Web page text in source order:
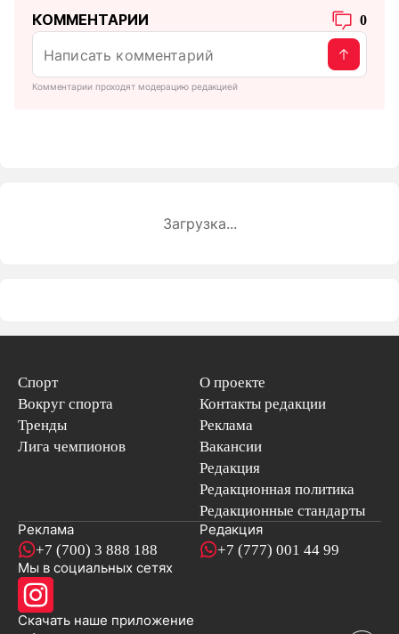
КОММЕНТАРИИ 0
Комментарии проходят модерацию редакцией
Загрузка...
Спорт
Вокруг спорта
Тренды
Лига чемпионов
О проекте
Контакты редакции
Реклама
Вакансии
Редакция
Редакционная политика
Редакционные стандарты
Реклама
+7 (700) 3 888 188
Редакция
+7 (777) 001 44 99
Мы в социальных сетях
Скачать наше приложениеновостей